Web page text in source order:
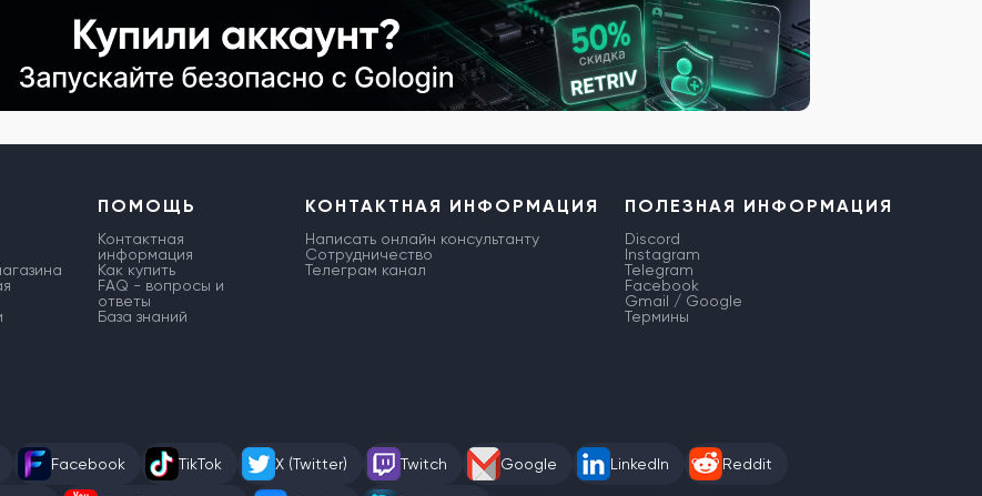
ПОМОЩЬ
Контактная
информация
Как купить
FAQ - вопросы и
ответы
База знаний
КОНТАКТНАЯ ИНФОРМАЦИЯ
Написать онлайн консультанту
Сотрудничество
Телеграм канал
ПОЛЕЗНАЯ ИНФОРМАЦИЯ
Discord
Instagram
Telegram
Facebook
Gmail / Google
Термины
Facebook TikTok X (Twitter) Twitch Google LinkedIn Reddit